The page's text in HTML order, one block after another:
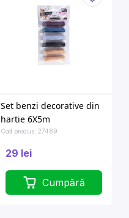
Set benzi decorative din
hartie 6X5m
Cod produs: 27489
29 lei
Cumpără